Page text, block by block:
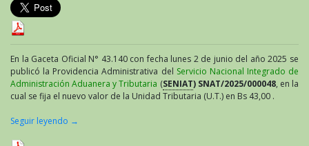
En la Gaceta Oficial N° 43.140 con fecha lunes 2 de junio del año 2025 se
publicó la Providencia Administrativa del Servicio Nacional Integrado de
Administración Aduanera y Tributaria (SENIAT) SNAT/2025/000048, en la
cual se fija el nuevo valor de la Unidad Tributaria (U.T.) en Bs 43,00 .
Seguir leyendo →